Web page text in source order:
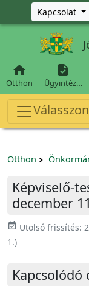
Ugrás a főKapcsolat

Otthon

Ügyintéz…
Otthon
Képviselő-
december
event_available Utolsó frissítés:
1.)